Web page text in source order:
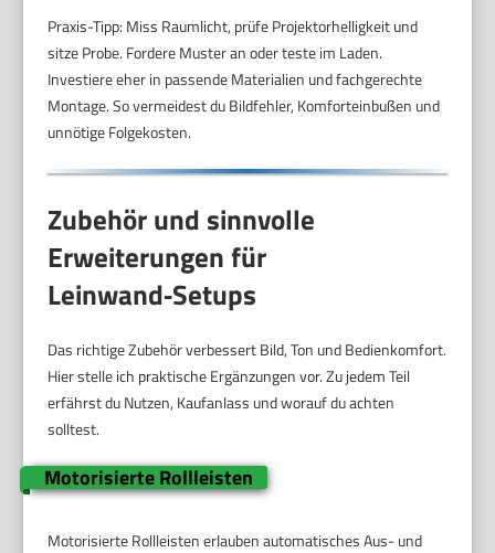
Praxis-Tipp: Miss Raumlicht, prüfe Projektorhelligkeit und
sitze Probe. Fordere Muster an oder teste im Laden.
Investiere eher in passende Materialien und fachgerechte
Montage. So vermeidest du Bildfehler, Komforteinbußen und
unnötige Folgekosten.
Zubehör und sinnvolle
Erweiterungen für
Leinwand‑Setups
Das richtige Zubehör verbessert Bild, Ton und Bedienkomfort.
Hier stelle ich praktische Ergänzungen vor. Zu jedem Teil
erfährst du Nutzen, Kaufanlass und worauf du achten
solltest.
Motorisierte Rollleisten
Motorisierte Rollleisten erlauben automatisches Aus- und